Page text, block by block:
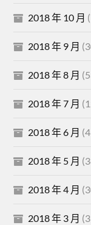
2018 年 10 月
2018 年 9 月
2018 年 8 月
2018 年 7 月
2018 年 6 月
2018 年 5 月
2018 年 4 月
2018 年 3 月